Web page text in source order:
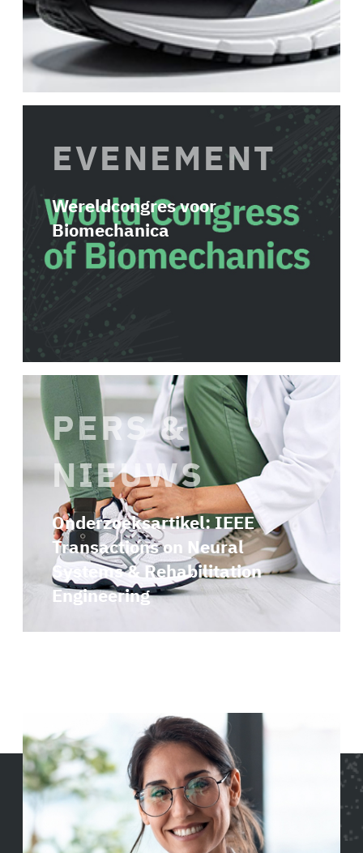
EVENEMENT
Wereldcongres voor
Biomechanica
PERS &
NIEUWS
Onderzoeksartikel: IEEE
Transactions on Neural
Systems & Rehabilitation
Engineering